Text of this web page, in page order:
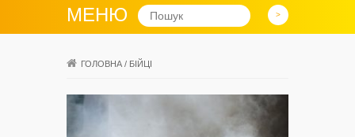
МЕНЮ
ГОЛОВНА / БІЙЦІ